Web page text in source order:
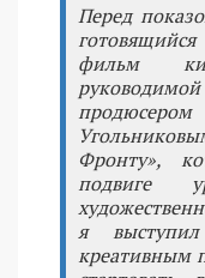
Перед
фильм
Фронту»,
подвиге
я
креативным